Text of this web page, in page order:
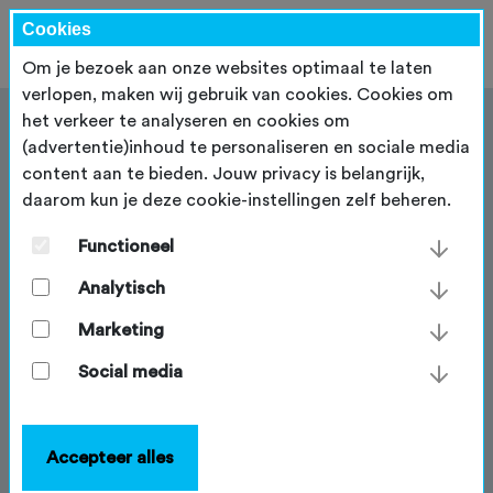
Het lidmaatschap voor
trailcrews
Zonder trailcrews géén mountainbikeroutes. Daarom
ondersteunt de NTFU vrijwilligers die
mountainbikeroutes aanleggen, onderhouden en
verbeteren met kennis, advies en producten en
mountainbikevereniging of routebureau met een
vrijwilligersgroep, dan ben je van harte welkom bij de
Cookies
Om je bezoek aan onze websites optimaal te laten
verlopen, maken wij gebruik van cookies. Cookies om
het verkeer te analyseren en cookies om
(advertentie)inhoud te personaliseren en sociale media
content aan te bieden. Jouw privacy is belangrijk,
daarom kun je deze cookie-instellingen zelf beheren.
Functioneel
Analytisch
Marketing
Social media
Accepteer alles